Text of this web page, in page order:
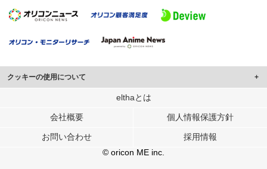
クッキーの使用について
このサイトでは Cookie を使用して、ユーザーに合わせたコンテンツや広告の
行っています。
メディアや広告配信、データ解析の各パートナーに提供しています。
各パートナーは、この情報とユーザーが各パートナーに提供した他の情報や、
ユーザーが各パートナーのサービスを使用したときに収集した他の情報を組み
elthaとは
会社概要 個人情報保護方針
お問い合わせ
採用情報
© oricon ME inc.